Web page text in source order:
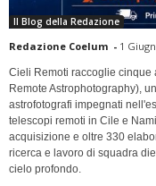
Il Blog della Redazione
Redazione Coelum - 1
Cieli Remoti raccoglie cinque
Remote Astrophotography),
astrofotografi impegnati
telescopi remoti in Cile e
acquisizione e oltre 330
ricerca e lavoro di squadra
cielo profondo.